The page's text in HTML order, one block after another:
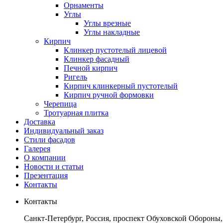
Орнаменты
Углы
Углы врезные
Углы накладные
Кирпич
Клинкер пустотелый лицевой
Клинкер фасадный
Печной кирпич
Ригель
Кирпич клинкерный пустотелый
Кирпич ручной формовки
Черепица
Тротуарная плитка
Доставка
Индивидуальный заказ
Стили фасадов
Галерея
О компании
Новости и статьи
Презентация
Контакты
Контакты
Санкт-Петербург, Россия, проспект Обуховской